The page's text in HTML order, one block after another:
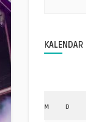
KALENDAR
M D